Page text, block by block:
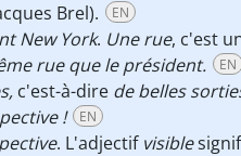
Brel). EN
New York. Une rue, c'est
rue que le président. EN
c'est-à-dire de belles
! EN
. L'adjectif visible